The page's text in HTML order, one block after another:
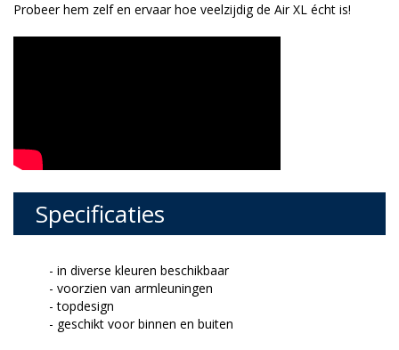
Probeer hem zelf en ervaar hoe veelzijdig de Air XL écht is!
Specificaties
- in diverse kleuren beschikbaar
- voorzien van armleuningen
- topdesign
- geschikt voor binnen en buiten